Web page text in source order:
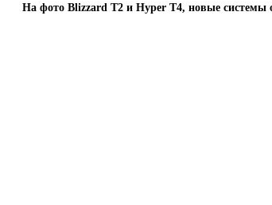
На фото Blizzard T2 и Hyper T4, новые системы